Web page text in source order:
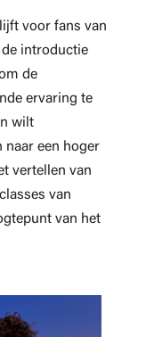
voor fans van
introductie
de
ervaring te
wilt
naar een hoger
vertellen van
van
van het